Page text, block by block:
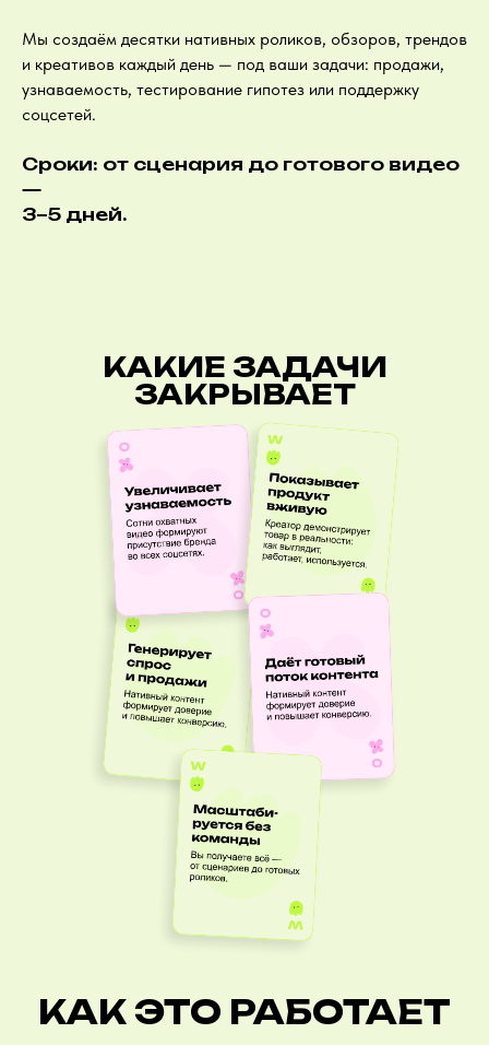
Мы создаём десятки нативных роликов, обзоров, трендов
и креативов каждый день — под ваши задачи: продажи,
узнаваемость, тестирование гипотез или поддержку
соцсетей.
Сроки: от сценария до готового видео
—
3–5 дней.
КАКИЕ ЗАДАЧИ
ЗАКРЫВАЕТ
КАК ЭТО РАБОТАЕТ